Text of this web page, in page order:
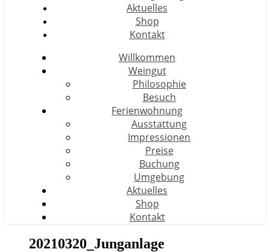
Aktuelles
Shop
Kontakt
Willkommen
Weingut
Philosophie
Besuch
Ferienwohnung
Ausstattung
Impressionen
Preise
Buchung
Umgebung
Aktuelles
Shop
Kontakt
20210320_Junganlage